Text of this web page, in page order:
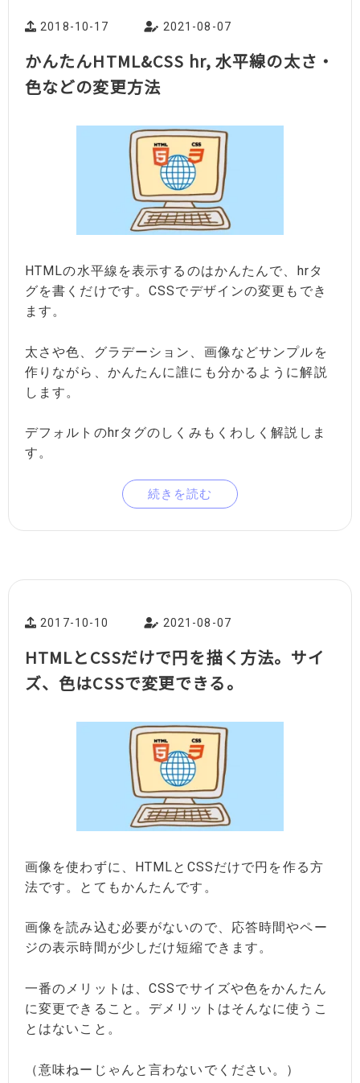
2018-10-17 2021-08-07
かんたんHTML&CSS hr, 水平線の太さ・
色などの変更方法
HTMLの水平線を表示するのはかんたんで、hrタ
グを書くだけです。CSSでデザインの変更もでき
ます。
太さや色、グラデーション、画像などサンプルを
作りながら、かんたんに誰にも分かるように解説
します。
デフォルトのhrタグのしくみもくわしく解説しま
す。
続きを読む
2017-10-10 2021-08-07
HTMLとCSSだけで円を描く方法。サイ
ズ、色はCSSで変更できる。
画像を使わずに、HTMLとCSSだけで円を作る方
法です。とてもかんたんです。
画像を読み込む必要がないので、応答時間やペー
ジの表示時間が少しだけ短縮できます。
一番のメリットは、CSSでサイズや色をかんたん
に変更できること。デメリットはそんなに使うこ
とはないこと。
（意味ねーじゃんと言わないでください。）